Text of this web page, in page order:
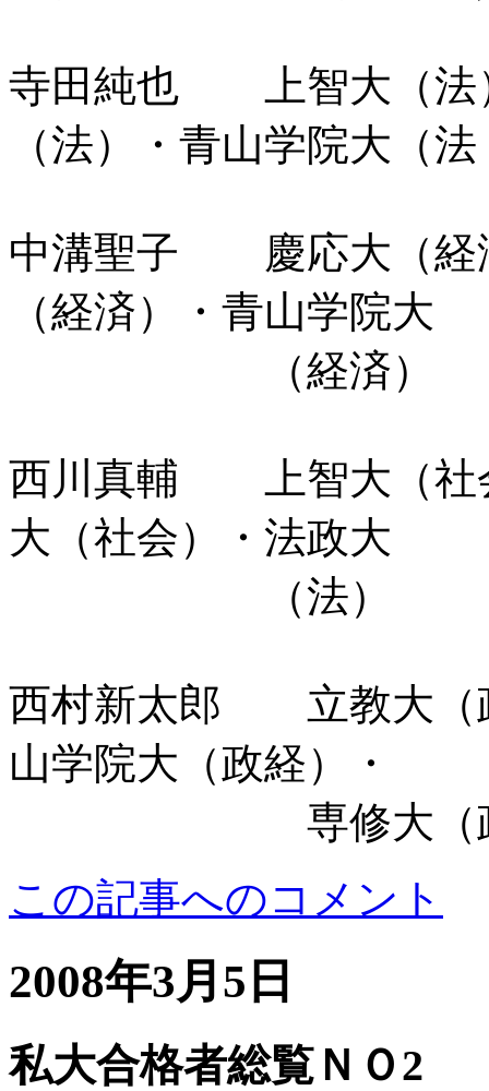
寺田純也 上智大（法
（法）・青山学院大（法
中溝聖子 慶応大（経
（経済）・青山学院大
（経済）
西川真輔 上智大（社
大（社会）・法政大
（法）
西村新太郎 立教大（
山学院大（政経）・
専修大（政
この記事へのコメント
2008年3月5日
私大合格者総覧ＮＯ2